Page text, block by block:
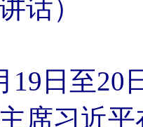
话）
19日至20
席习近